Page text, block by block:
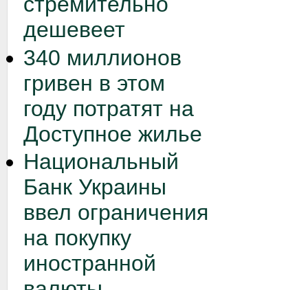
дешевеет
340 миллионов
гривен в этом
году потратят на
Доступное жилье
Национальный
Банк Украины
ввел ограничения
на покупку
иностранной